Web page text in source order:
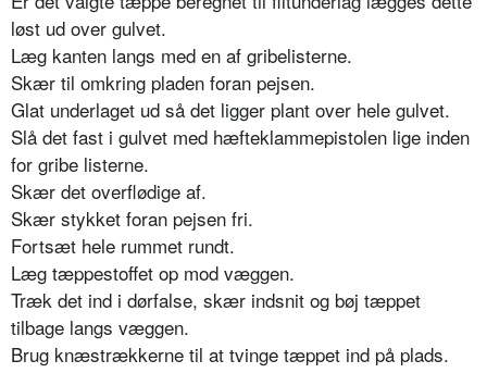
løst ud over gulvet.
Læg kanten langs med en af gribelisterne.
Skær til omkring pladen foran pejsen.
Glat underlaget ud så det ligger plant over hele gulvet.
Slå det fast i gulvet med hæfteklammepistolen lige inden
for gribe listerne.
Skær det overflødige af.
Skær stykket foran pejsen fri.
Fortsæt hele rummet rundt.
Læg tæppestoffet op mod væggen.
Træk det ind i dørfalse, skær indsnit og bøj tæppet
tilbage langs væggen.
Brug knæstrækkerne til at tvinge tæppet ind på plads.